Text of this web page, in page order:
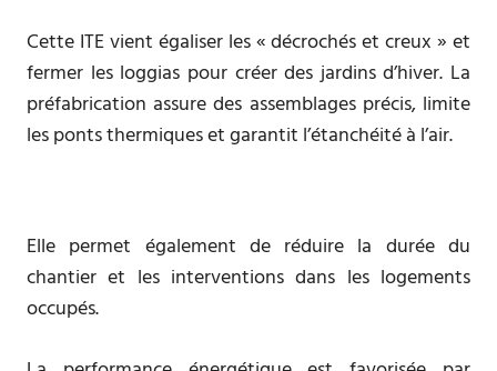
Cette ITE vient égaliser les « décrochés et creux » et
fermer les loggias pour créer des jardins d’hiver. La
préfabrication assure des assemblages précis, limite
les ponts thermiques et garantit l’étanchéité à l’air.
Elle permet également de réduire la durée du
chantier et les interventions dans les logements
occupés.